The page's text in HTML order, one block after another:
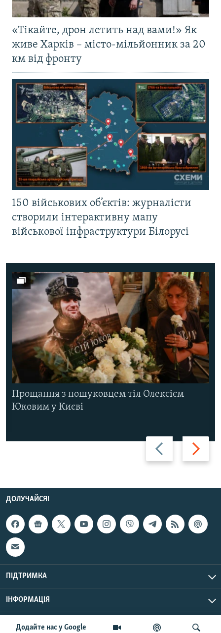
Додайте нас у Google
«Тікайте, дрон летить над вами!» Як
живе Харків – місто-мільйонник за 20
км від фронту
150 військових об’єктів: журналісти
створили інтерактивну мапу
військової інфраструктури Білорусі
Назад Вперед
Прощання з пошуковцем тіл Олексієм
Юковим у Києві
ДОЛУЧАЙСЯ!
ПІДТРИМКА
ІНФОРМАЦІЯ
© Радіо Свобода, 2026 | Усі права застережено.
UTC+3